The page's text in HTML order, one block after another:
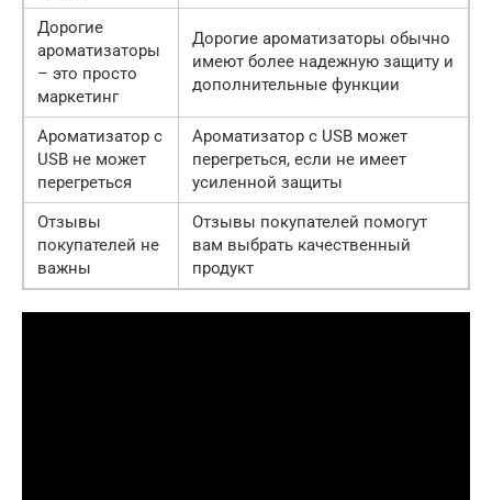
Дорогие
ароматизаторы
– это просто
маркетинг
Дорогие ароматизаторы обычно
имеют более надежную защиту и
дополнительные функции
Ароматизатор с
USB не может
перегреться
Ароматизатор с USB может
перегреться, если не имеет
усиленной защиты
Отзывы
покупателей не
важны
Отзывы покупателей помогут
вам выбрать качественный
продукт